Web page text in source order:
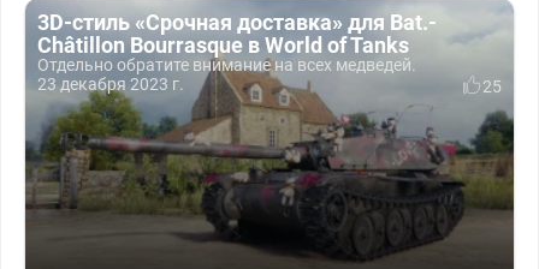
3D-стиль «Срочная доставка» для Bat.-
Châtillon Bourrasque в World of Tanks
Отдельно обратите внимание на всех медведей.
23 декабря 2023 г.
25